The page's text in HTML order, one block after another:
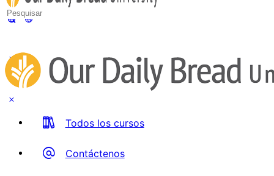
Search
for:
Todos los cursos
Contáctenos